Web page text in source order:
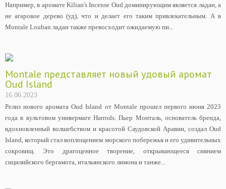
Например, в аромате Kilian's Incense Oud доминирующим является ладан, а
не агаровое дерево (уд), что и делает его таким привлекательным. А в
Montale Louban ладан также превосходит ожидаемую пи...
Montale представляет новый удовый аромат
Oud Island
16.06.2023
Релиз нового аромата Oud Island от Montale прошел первого июня 2023
года в культовом универмаге Harrods. Пьер Монталь, основатель бренда,
вдохновленный волшебством и красотой Саудовской Аравии, создал Oud
Island, который стал воплощением морского побережья и его удивительных
сокровищ. Это драгоценное творение, открывающееся сиянием
сицилийского бергамота, итальянского лимона и танже...